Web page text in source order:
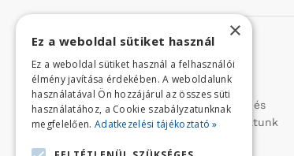
Rólunk
Profilunk a mezőgazdasági, kerti
kisgépek és egyéb iparcikkek kis- és
nagykereskedelme. 1991 óta folytatunk
×
Ez a weboldal sütiket használ
Ez a weboldal sütiket használ a felhasználói
élmény javítása érdekében. A weboldalunk
használatával Ön hozzájárul az összes süti
használatához, a Cookie szabályzatunknak
megfelelően. Adatkezelési tájékoztató »